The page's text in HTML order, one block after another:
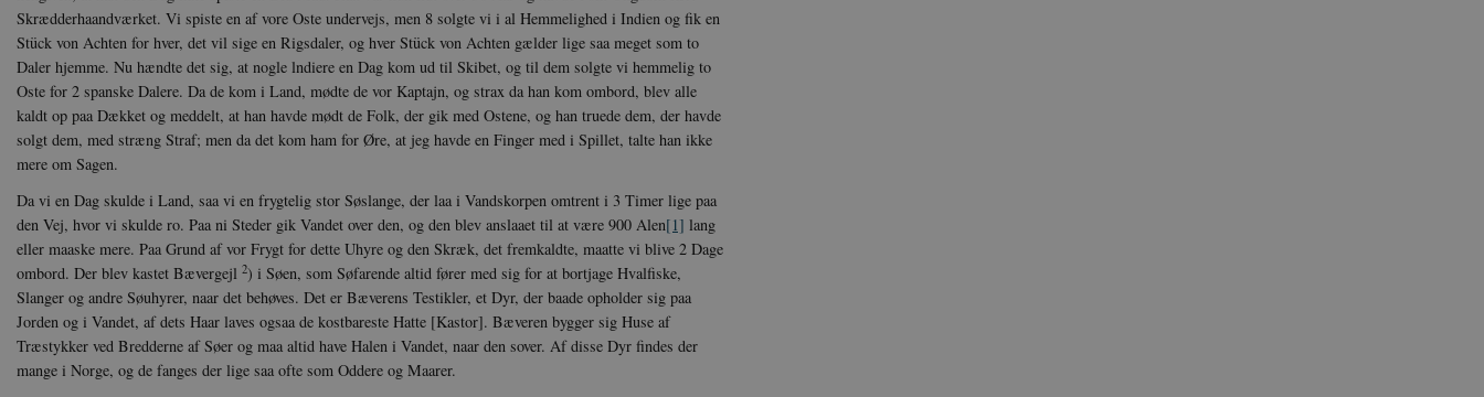
Skrædderhaandværket. Vi spiste en af vore Oste undervejs, men 8 solgte vi i al Hemmelighed i Indien og fik en
Stück von Achten for hver, det vil sige en Rigsdaler, og hver Stück von Achten gælder lige saa meget som to
Daler hjemme. Nu hændte det sig, at nogle lndiere en Dag kom ud til Skibet, og til dem solgte vi hemmelig to
Oste for 2 spanske Dalere. Da de kom i Land, mødte de vor Kaptajn, og strax da han kom ombord, blev alle
kaldt op paa Dækket og meddelt, at han havde mødt de Folk, der gik med Ostene, og han truede dem, der havde
solgt dem, med stræng Straf; men da det kom ham for Øre, at jeg havde en Finger med i Spillet, talte han ikke
mere om Sagen.
Da vi en Dag skulde i Land, saa vi en frygtelig stor Søslange, der laa i Vandskorpen omtrent i 3 Timer lige paa
den Vej, hvor vi skulde ro. Paa ni Steder gik Vandet over den, og den blev anslaaet til at være 900 Alen[1] lang
eller maaske mere. Paa Grund af vor Frygt for dette Uhyre og den Skræk, det fremkaldte, maatte vi blive 2 Dage
ombord. Der blev kastet Bævergejl 2) i Søen, som Søfarende altid fører med sig for at bortjage Hvalfiske,
Slanger og andre Søuhyrer, naar det behøves. Det er Bæverens Testikler, et Dyr, der baade opholder sig paa
Jorden og i Vandet, af dets Haar laves ogsaa de kostbareste Hatte [Kastor]. Bæveren bygger sig Huse af
Træstykker ved Bredderne af Søer og maa altid have Halen i Vandet, naar den sover. Af disse Dyr findes der
mange i Norge, og de fanges der lige saa ofte som Oddere og Maarer.